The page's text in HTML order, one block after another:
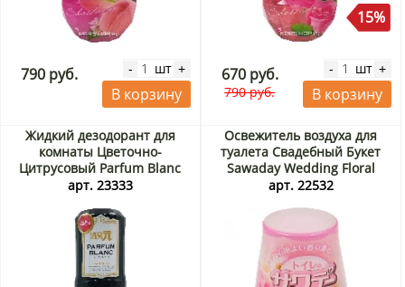
790 руб. - шт +
В корзину
15%
670 руб.
790 руб.
- шт +
В корзину
Жидкий дезодорант для
комнаты Цветочно-
Цитрусовый Parfum Blanc
Kobayashi, Япония, 400 мл
арт. 23333
Освежитель воздуха для
туалета Свадебный Букет
Sawaday Wedding Floral
Scent Kobayashi, Япония,
арт. 22532